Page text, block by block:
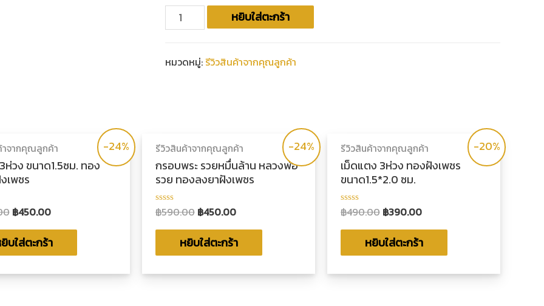
จำนวน
ทรง
ลงยา
ฝัง
เพชร
ชิ้น
หยิบใส่ตะกร้า
หมวดหมู่:รีวิวสินค้าจากคุณลูกค้า
-24%
จากคุณลูกค้า
วง ขนาด1.5ซม. ทอง
เพชร
฿450.00
บใส่ตะกร้า
-24%
รีวิวสินค้าจากคุณลูกค้า
กรอบพระ รวยหมื่นล้าน หลวงพ่อ
รวย ทองลงยาฝังเพชร
ให้
0
5
฿590.00 ฿450.00
หยิบใส่ตะกร้า
-20%
รีวิวสินค้าจากคุณลูกค้า
เม็ดแตง 3ห่วง ทองฝังเพชร
ขนาด1.5*2.0 ซม.
ให้
0
5
฿490.00 ฿390.00
หยิบใส่ตะกร้า